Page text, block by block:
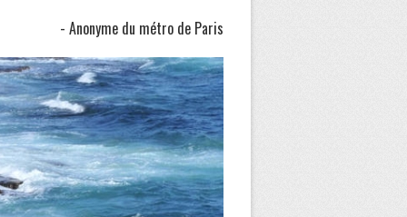
- Anonyme du métro de Paris